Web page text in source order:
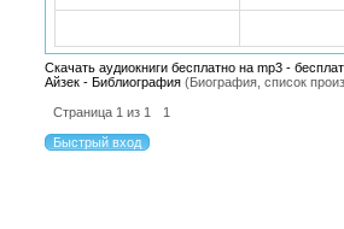
Скачать аудиокниги бесплатно на mp3 -
Айзек - Библиография (Биография, список
Страница 1 из 1 1